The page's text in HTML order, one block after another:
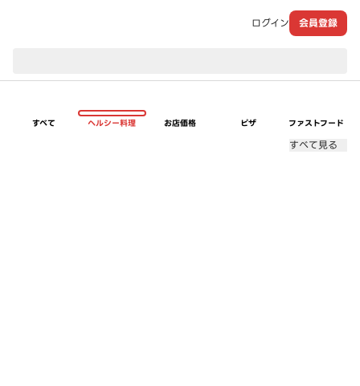
ログイン 会員登録
すべて ヘルシー料理 お店価格 ピザ ファストフード
すべて見る